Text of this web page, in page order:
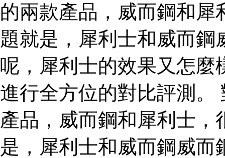
的兩款產品，威而鋼和
題就是，犀利士和威而
呢，犀利士的效果又怎麼
進行全方位的對比評測。
產品，威而鋼和犀利士
是，犀利士和威而鋼威